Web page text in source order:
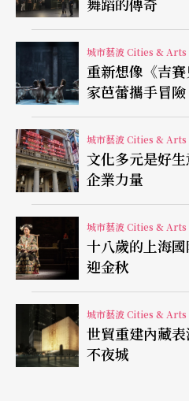
將本地團隊推向更廣的觀眾
演出會在十一月四日至六
上六時十五分在西九文化區
場直播，之後還會安排十
嘗試的規模和形式會否如
直接上網觀賞後再看反應。
次嘗試的技術成果，將會
的本地團隊推往更廣的觀眾
香港表演藝術的連繫，長遠
港觀賞演出了。
相關網址： 西九文化區《
loon.hk/tc/whats-on/
舞蹈的傳奇
城市藝波 Cities & Arts
重新想像《吉賽兒》 阿喀郎
家芭蕾攜手冒險
城市藝波 Cities & Arts
文化多元是好生意？ 法國劇
企業力量
城市藝波 Cities & Arts
十八歲的上海國際藝術
迎金秋
城市藝波 Cities & Arts
世貿重建內藏表演中心
不夜城